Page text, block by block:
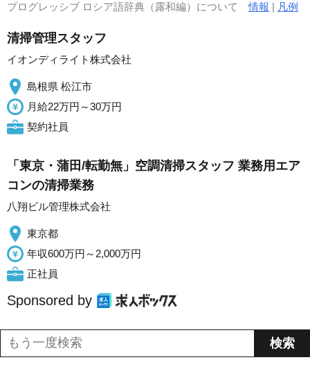
プログレッシブ ロシア語辞典（露和編）について情報 | 凡例
清掃管理スタッフ
イオンディライト株式会社
島根県 松江市
月給22万円～30万円
契約社員
「東京・蒲田/転勤無」空調清掃スタッフ 業務用エア
コンの清掃業務
八翔ビル管理株式会社
東京都
年収600万円～2,000万円
正社員
Sponsored by